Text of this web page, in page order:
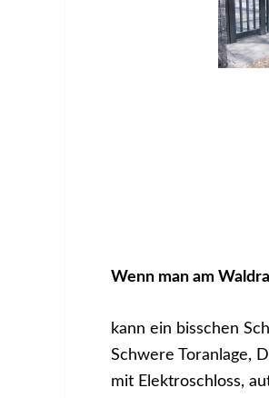
Wenn man am
kann ein bisschen
Schwere Toranlage,
mit Elektroschloss,